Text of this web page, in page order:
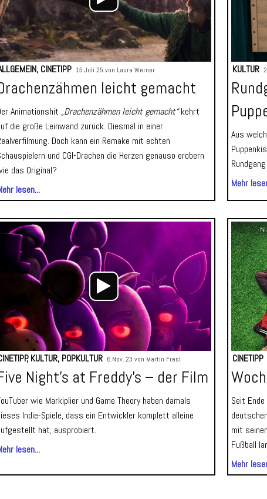
, CINETIPP 15.Juli 25 von Laura Werner
leicht gemacht
Animationshit „Drachenzähmen leicht gemacht“kehrt
die große Leinwand zurück. Diesmal in einer
Doch kann ein Remake mit echten
und CGI-Drachen die Herzen genauso erobern
das Original?
lesen...
KULTUR
Aus
Mehr
Audio-
Player
,KULTUR, POPKULTUR 6.Nov. 23 von Martin Fresl
Night’s at Freddy’s – der Film
wie Markiplier und Game Theory haben damals
Indie-Spiele, dass ein Entwickler komplett alleine
hat, ausprobiert.
lesen...
CINETIPP
Seit
mit
Fußball
Mehr